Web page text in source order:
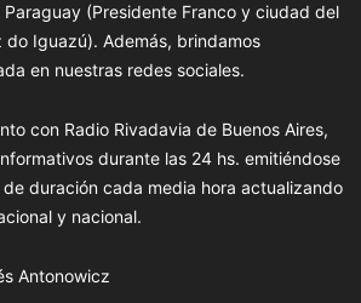
(Presidente Franco y ciudad del
do Iguazú). Además, brindamos
en nuestras redes sociales.
con Radio Rivadavia de Buenos Aires,
durante las 24 hs. emitiéndose
duración cada media hora actualizando
y nacional.
Antonowicz